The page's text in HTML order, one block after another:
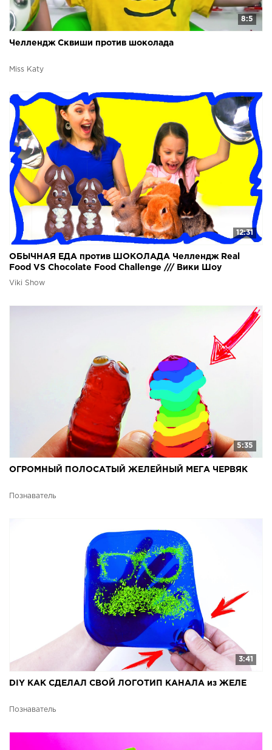
8:5
Челлендж Сквиши против шоколада
Miss Katy
12:31
ОБЫЧНАЯ ЕДА против ШОКОЛАДА Челлендж Real
Food VS Chocolate Food Challenge /// Вики Шоу
Viki Show
5:35
ОГРОМНЫЙ ПОЛОСАТЫЙ ЖЕЛЕЙНЫЙ МЕГА ЧЕРВЯК
Познаватель
3:41
DIY КАК СДЕЛАЛ СВОЙ ЛОГОТИП КАНАЛА из ЖЕЛЕ
Познаватель